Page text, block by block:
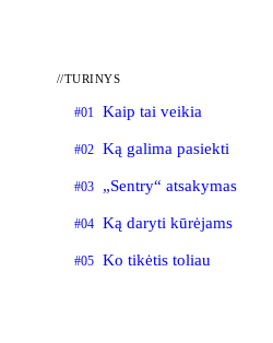
//TURINYS
#01 Kaip tai veikia
#02 Ką galima pasiekti
#03 „Sentry“ atsakymas
#04 Ką daryti kūrėjams
#05 Ko tikėtis toliau